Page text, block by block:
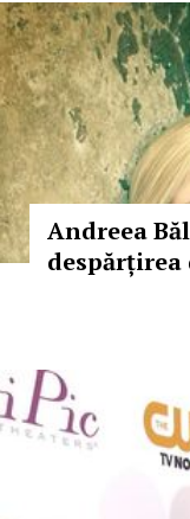
Andreea
despărțirea